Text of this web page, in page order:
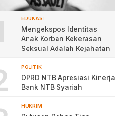
EDUKASI
Mengekspos Identitas
Anak Korban Kekerasan
Seksual Adalah Kejahatan
POLITIK
DPRD NTB Apresiasi Kinerja
Bank NTB Syariah
HUKRIM